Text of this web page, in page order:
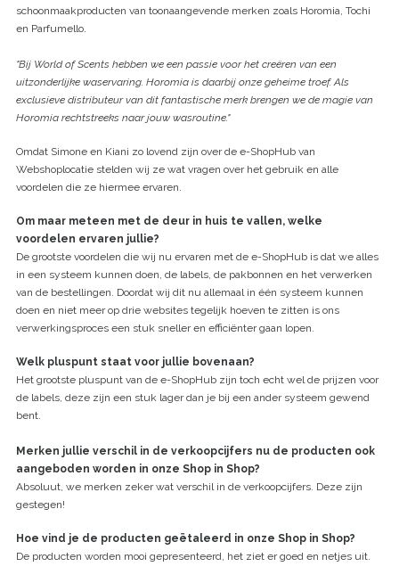
schoonmaakproducten van toonaangevende merken zoals Horomia, Tochi
en Parfumello.
"Bij World of Scents hebben we een passie voor het creëren van een
uitzonderlijke waservaring. Horomia is daarbij onze geheime troef. Als
exclusieve distributeur van dit fantastische merk brengen we de magie van
Horomia rechtstreeks naar jouw wasroutine."
Omdat Simone en Kiani zo lovend zijn over de e-ShopHub van
Webshoplocatie stelden wij ze wat vragen over het gebruik en alle
voordelen die ze hiermee ervaren.
Om maar meteen met de deur in huis te vallen, welke
voordelen ervaren jullie?
De grootste voordelen die wij nu ervaren met de e-ShopHub is dat we alles
in een systeem kunnen doen, de labels, de pakbonnen en het verwerken
van de bestellingen. Doordat wij dit nu allemaal in één systeem kunnen
doen en niet meer op drie websites tegelijk hoeven te zitten is ons
verwerkingsproces een stuk sneller en efficiënter gaan lopen.
Welk pluspunt staat voor jullie bovenaan?
Het grootste pluspunt van de e-ShopHub zijn toch echt wel de prijzen voor
de labels, deze zijn een stuk lager dan je bij een ander systeem gewend
bent.
Merken jullie verschil in de verkoopcijfers nu de producten ook
aangeboden worden in onze Shop in Shop?
Absoluut, we merken zeker wat verschil in de verkoopcijfers. Deze zijn
gestegen!
Hoe vind je de producten geëtaleerd in onze Shop in Shop?
De producten worden mooi gepresenteerd, het ziet er goed en netjes uit.